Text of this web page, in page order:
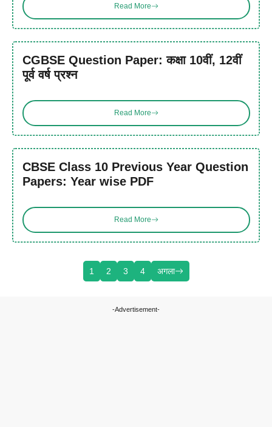
Read More
CGBSE Question Paper: कक्षा 10वीं, 12वीं
पूर्व वर्ष प्रश्न
Read More
CBSE Class 10 Previous Year Question
Papers: Year wise PDF
Read More
1 2 3 4 अगला
-Advertisement-